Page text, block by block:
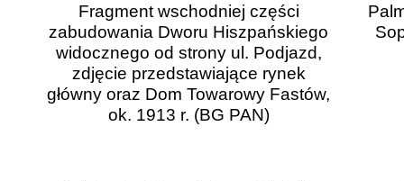
Fragment wschodniej części
zabudowania Dworu Hiszpańskiego
widocznego od strony ul. Podjazd,
zdjęcie przedstawiające rynek
główny oraz Dom Towarowy Fastów,
ok. 1913 r. (BG PAN)